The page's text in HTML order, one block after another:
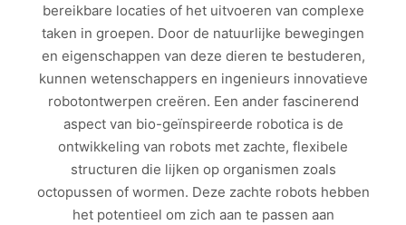
bereikbare locaties of het uitvoeren van complexe
taken in groepen. Door de natuurlijke bewegingen
en eigenschappen van deze dieren te bestuderen,
kunnen wetenschappers en ingenieurs innovatieve
robotontwerpen creëren. Een ander fascinerend
aspect van bio-geïnspireerde robotica is de
ontwikkeling van robots met zachte, flexibele
structuren die lijken op organismen zoals
octopussen of wormen. Deze zachte robots hebben
het potentieel om zich aan te passen aan